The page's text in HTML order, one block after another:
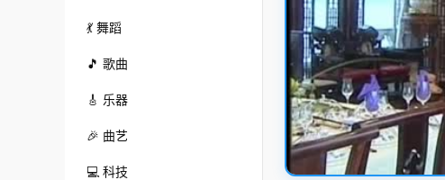
💃 舞蹈
🎵 歌曲
🎸 乐器
🎉 曲艺
💻 科技